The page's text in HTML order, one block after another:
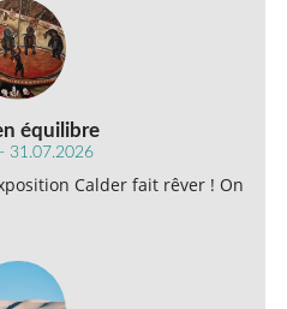
équilibre
31.07.2026
Calder fait rêver ! On